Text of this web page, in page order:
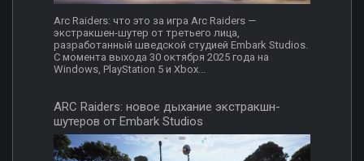
Arc Raiders: что это за игра Arc Raiders —
экстракшен-шутер от третьего лица,
разработанный шведской студией Embark Studios.
С момента выхода 30 октября 2025 года на
Windows, PlayStation 5 и Xbox...
ARC Raiders: новое дыхание экстракшн-
шутеров от Embark Studios